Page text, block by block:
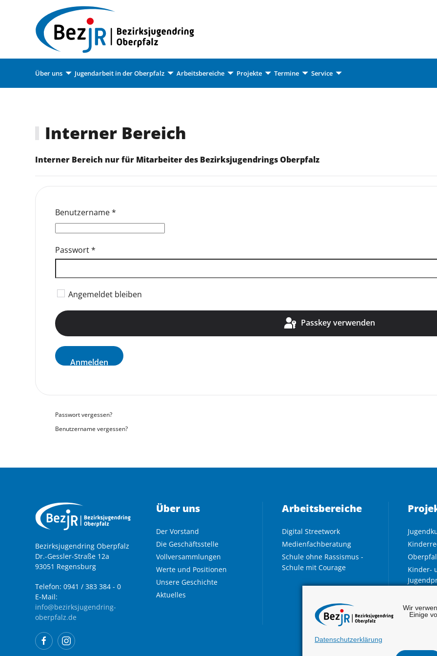
Wir
Einige
Datenschutzerklärung
Zum Hauptinhalt springen
Über uns Jugendarbeit in der Oberpfalz Arbeitsbereiche Projekte Termine Service
Interner Bereich
Interner Bereich nur für Mitarbeiter des Bezirksjugendrings Oberpfalz
Benutzername*
Passwort*
Angemeldet bleiben
Passkey verwenden
Anmelden
Passwort vergessen?
Benutzername vergessen?
Bezirksjugendring Oberpfalz
Dr.-Gessler-Straße 12a
93051 Regensburg
Telefon: 0941 / 383 384 - 0
E-Mail:
info@bezirksjugendring-
oberpfalz.de
Über uns
Der Vorstand
Die Geschäftsstelle
Vollversammlungen
Werte und Positionen
Unsere Geschichte
Aktuelles
Arbeitsbereiche
Digital Streetwork
Medienfachberatung
Schule ohne Rassismus -
Schule mit Courage
Kinder-